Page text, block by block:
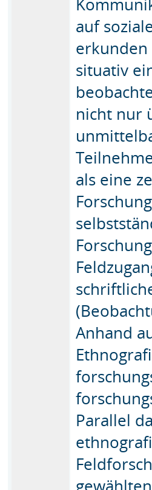
auf
erkunden
situativ
nicht nur
als eine
Anhand
Parallel